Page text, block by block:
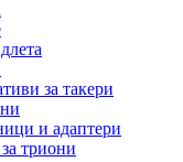
за такери
и адаптери
триони